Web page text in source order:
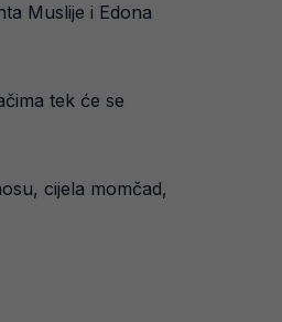
Muslije i Edona
tek će se
cijela momčad,